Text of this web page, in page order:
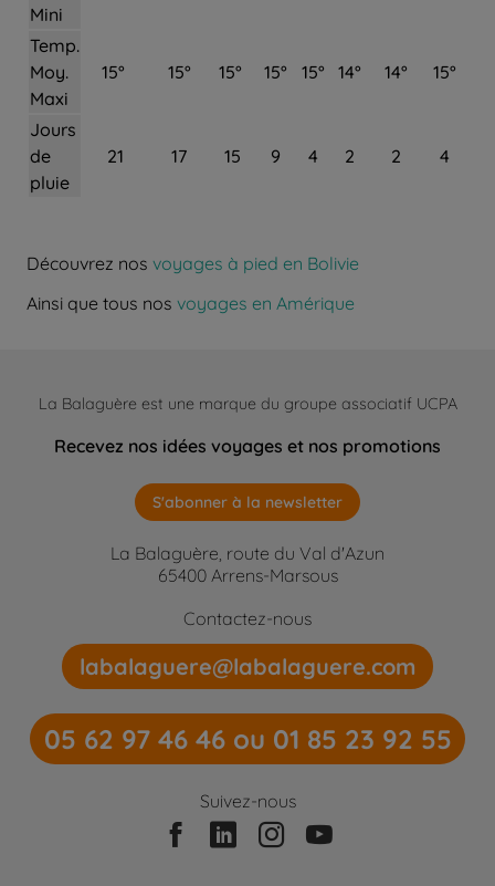
Mini
Temp.
Moy.
Maxi
15° 15° 15° 15° 15° 14° 14° 15°
Jours
de
pluie
21 17 15 9 4 2 2 4
Découvrez nos voyages à pied en Bolivie
Ainsi que tous nos voyages en Amérique
La Balaguère est une marque du groupe associatif UCPA
Recevez nos idées voyages et nos promotions
S'abonner à la newsletter
La Balaguère, route du Val d'Azun
65400 Arrens-Marsous
Contactez-nous
labalaguere@labalaguere.com
05 62 97 46 46 ou 01 85 23 92 55
Suivez-nous